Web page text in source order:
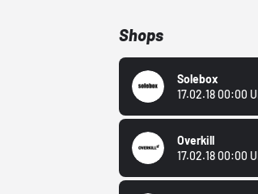
Shops
Solebox
17.02.18 00:00
Overkill
17.02.18 00:00